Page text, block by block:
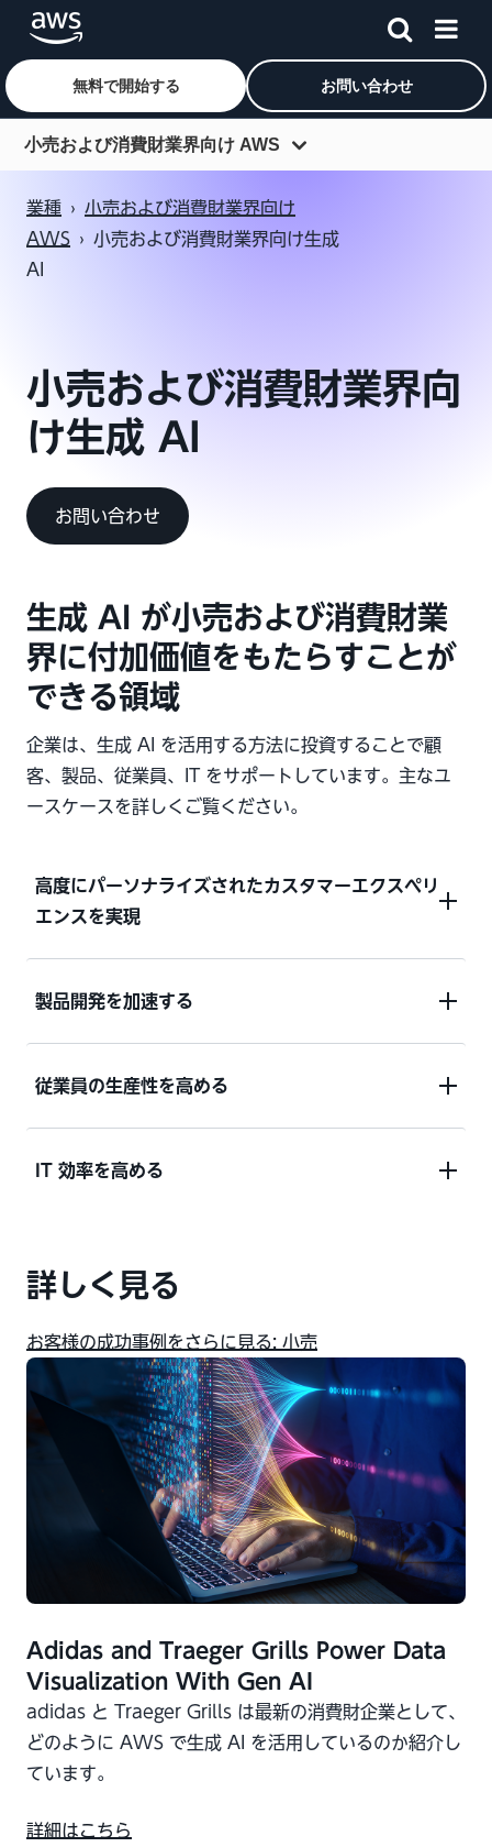
メインコンテンツに移動
無料で開始する お問い合わせ
小売および消費財業界向け AWS
導入事例
ブログ
AWS Marketplace
業種 › 小売および消費財業界向け
AWS › 小売および消費財業界向け生成
AI
小売および消費財業界向
け生成 AI
お問い合わせ
生成 AI が小売および消費財業
界に付加価値をもたらすことが
できる領域
企業は、生成 AI を活用する方法に投資することで顧
客、製品、従業員、IT をサポートしています。主なユ
ースケースを詳しくご覧ください。
高度にパーソナライズされたカスタマーエクスペリ
エンスを実現
過去の購入と推奨アイテムのテーマ的なつながりに
たキャンペーンを作成します。
製品開発を加速する
革新的な製品を開発し、オンラインで製品の正確性
従業員の生産性を高める
従業員アシスタントを使用して正確な情報を簡単に
IT 効率を高める
ないエラーでコードを記述しましょう。
詳しく見る
お客様の成功事例をさらに見る: 小売
Adidas and Traeger Grills Power Data
Visualization With Gen AI
adidas と Traeger Grills は最新の消費財企業として、
どのように AWS で生成 AI を活用しているのか紹介し
ています。
詳細はこちら